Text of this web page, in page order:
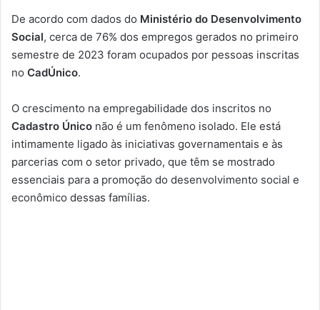
De acordo com dados do Ministério do Desenvolvimento
Social, cerca de 76% dos empregos gerados no primeiro
semestre de 2023 foram ocupados por pessoas inscritas
no CadÚnico.
O crescimento na empregabilidade dos inscritos no
Cadastro Único não é um fenômeno isolado. Ele está
intimamente ligado às iniciativas governamentais e às
parcerias com o setor privado, que têm se mostrado
essenciais para a promoção do desenvolvimento social e
econômico dessas famílias.